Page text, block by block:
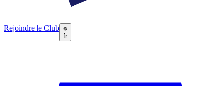
Rejoindre le Club
fr